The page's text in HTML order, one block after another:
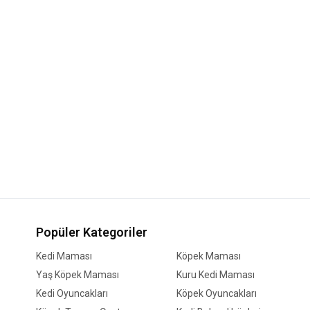
Popüler Kategoriler
Kedi Maması Köpek Maması
Yaş Köpek Maması
Kuru Kedi Maması
Kedi Oyuncakları
Köpek Oyuncakları